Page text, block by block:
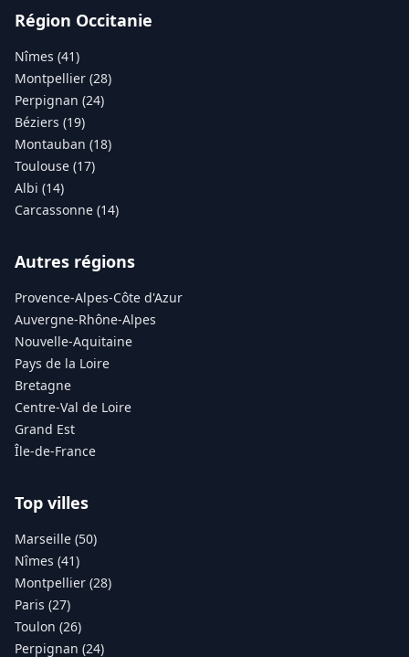
Région Occitanie
Nîmes (41)
Montpellier (28)
Perpignan (24)
Béziers (19)
Montauban (18)
Toulouse (17)
Albi (14)
Carcassonne (14)
Autres régions
Provence-Alpes-Côte d'Azur
Auvergne-Rhône-Alpes
Nouvelle-Aquitaine
Pays de la Loire
Bretagne
Centre-Val de Loire
Grand Est
Île-de-France
Top villes
Marseille (50)
Nîmes (41)
Montpellier (28)
Paris (27)
Toulon (26)
Perpignan (24)